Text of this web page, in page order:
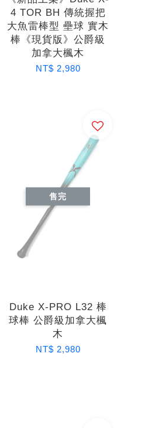
4 TOR BH 傳統握把
大魚雷棒型 壘球 實木
棒《現貨版》公爵級
加拿大楓木
NT$ 2,980
售完
Duke X-PRO L32 棒
球棒 公爵級加拿大楓
木
NT$ 2,980